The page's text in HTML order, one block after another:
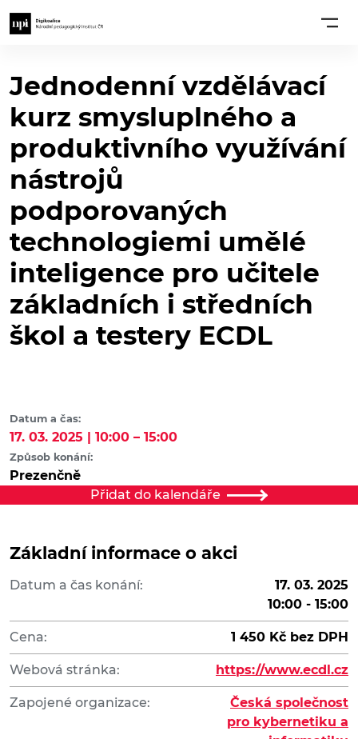
Jednodenní vzdělávací
kurz smysluplného a
produktivního využívání
nástrojů
podporovaných
technologiemi umělé
inteligence pro učitele
základních i středních
škol a testery ECDL
Datum a čas:
17. 03. 2025 | 10:00 – 15:00
Způsob konání:
Prezenčně
Přidat do kalendáře
Základní informace o akci
Datum a čas konání:
17. 03. 2025
10:00 - 15:00
Cena: 1 450 Kč bez DPH
Webová stránka: https://www.ecdl.cz
Zapojené organizace:
Česká společnost
pro kybernetiku a